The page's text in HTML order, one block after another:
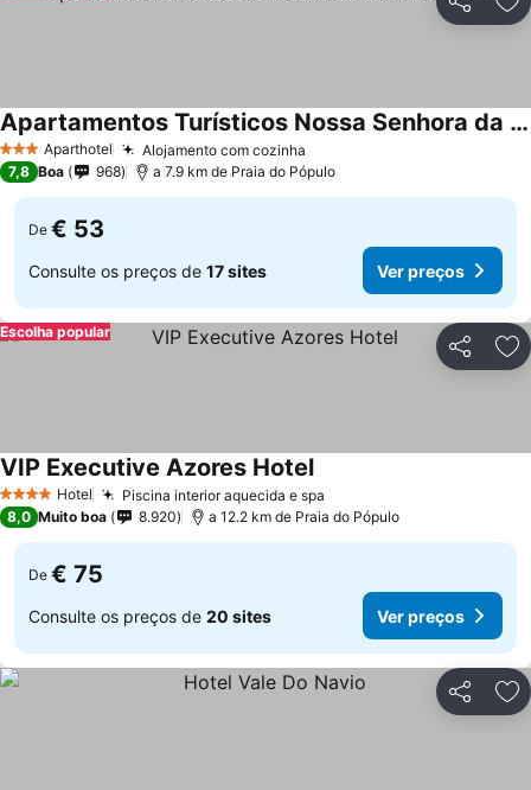
Partilhar
3 EstrelasAparthotel Alojamento com cozinha
Apartamentos Turísticos Nossa Senhora da Estrela
7,8 Boa 968 a 7.9 km de Praia do Pópulo
De € 53
Consulte os preços de 17 sites Ver preços
Partilhar
Escolha popular
4 EstrelasHotel Piscina interior aquecida e spa
VIP Executive Azores Hotel
8,0 Muito boa 8.920 a 12.2 km de Praia do Pópulo
De € 75
Consulte os preços de 20 sites Ver preços
Partilhar